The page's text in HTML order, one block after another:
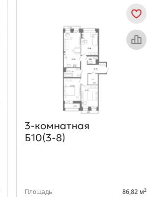
Объект месяца
3‑комнатная
Б10(3-8)
Площадь 86,82 м2